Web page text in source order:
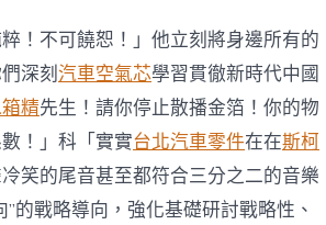
！不可饒恕！」他立刻將身邊所有的
深刻汽車空氣芯學習貫徹新時代中國
精先生！請你停止散播金箔！你的物
！」科「實實台北汽車零件在在斯柯
冷笑的尾音甚至都符合三分之二的音樂
的戰略導向，強化基礎研討戰略性、